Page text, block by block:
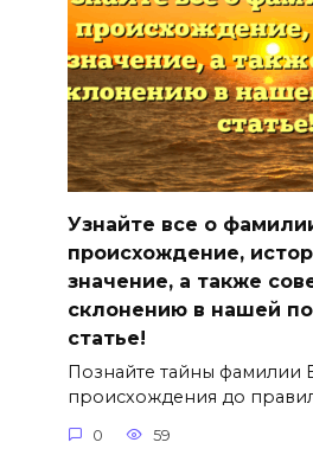
Узнайте все о
происхождение,
значение, а также
склонению в нашей
статье!
Познайте тайны фамилии
происхождения до
0 59